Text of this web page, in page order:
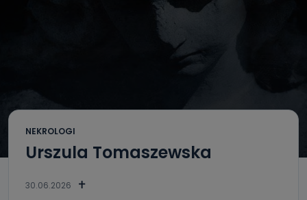
NEKROLOGI
Urszula Tomaszewska
30.06.2026